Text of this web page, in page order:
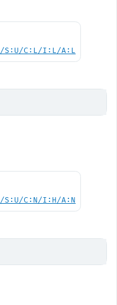
S:U/C:L/I:L/A:L
S:U/C:N/I:H/A:N